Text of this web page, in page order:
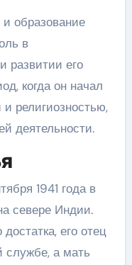
образование
в
развитии его
когда он начал
религиозностью,
деятельности.
1941 года в
севере Индии.
его отец
службе, а мать